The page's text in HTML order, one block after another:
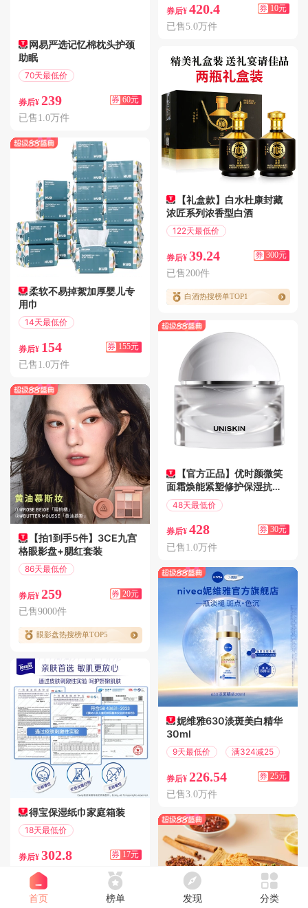
网易严选记忆棉枕头护颈
助眠
70天最低价
券后¥ 239 券 60元
已售1.0万件
柔软不易掉絮加厚婴儿专
用巾
14天最低价
券后¥ 154 券 155元
已售1.0万件
【拍1到手5件】3CE九宫
格眼影盘+腮红套装
86天最低价
券后¥ 259 券 20元
已售9000件
眼影盘热搜榜单TOP5
得宝保湿纸巾家庭箱装
18天最低价
券后¥ 302.8 券 17元
已售1.0万件
券后¥ 420.4 券 10元
已售5.0万件
【礼盒款】白水杜康封藏
浓匠系列浓香型白酒
122天最低价
券后¥ 39.24 券 300元
已售200件
白酒热搜榜单TOP1
【官方正品】优时颜微笑
面霜焕能紧塑修护保湿抗皱
紧致PDRN面霜
48天最低价
券后¥ 428 券 30元
已售1.0万件
妮维雅630淡斑美白精华
30ml
9天最低价 满324减25
券后¥ 226.54 券 25元
已售3.0万件
首页 榜单 发现 分类